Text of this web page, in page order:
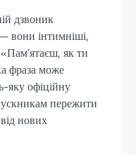
дзвоник
вони інтимніші,
як ти
фраза може
яку офіційну
пережити
нових